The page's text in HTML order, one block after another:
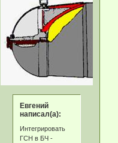
Eвгeний
написал(а):
Интегрировать
ГСН в БЧ -